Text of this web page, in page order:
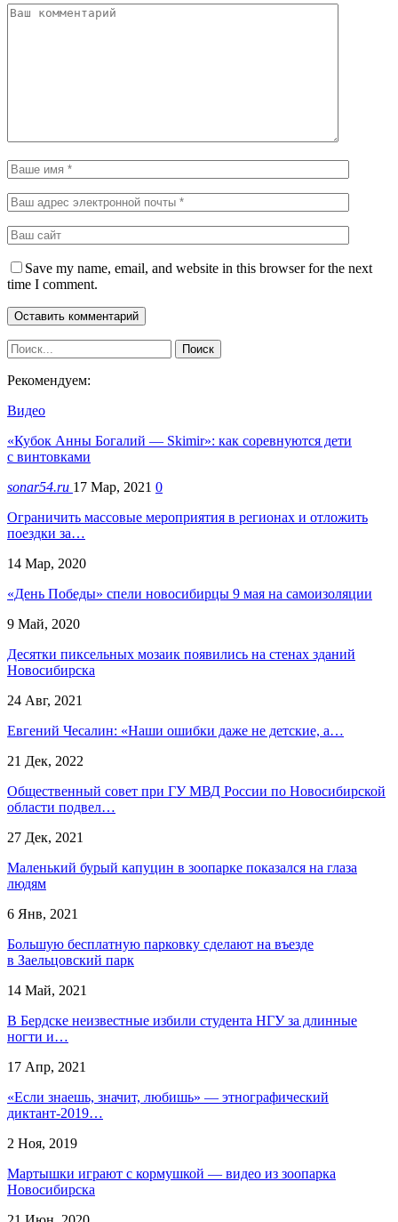
Save my name, email, and website in this browser for the next
time I comment.
Рекомендуем:
Видео
«Кубок Анны Богалий — Skimir»: как соревнуются дети
с винтовками
sonar54.ru 17 Мар, 2021 0
Ограничить массовые мероприятия в регионах и отложить
поездки за…
14 Мар, 2020
«День Победы» спели новосибирцы 9 мая на самоизоляции
9 Май, 2020
Десятки пиксельных мозаик появились на стенах зданий
Новосибирска
24 Авг, 2021
Евгений Чесалин: «Наши ошибки даже не детские, а…
21 Дек, 2022
Общественный совет при ГУ МВД России по Новосибирской
области подвел…
27 Дек, 2021
Маленький бурый капуцин в зоопарке показался на глаза
людям
6 Янв, 2021
Большую бесплатную парковку сделают на въезде
в Заельцовский парк
14 Май, 2021
В Бердске неизвестные избили студента НГУ за длинные
ногти и…
17 Апр, 2021
«Если знаешь, значит, любишь» — этнографический
диктант-2019…
2 Ноя, 2019
Мартышки играют с кормушкой — видео из зоопарка
Новосибирска